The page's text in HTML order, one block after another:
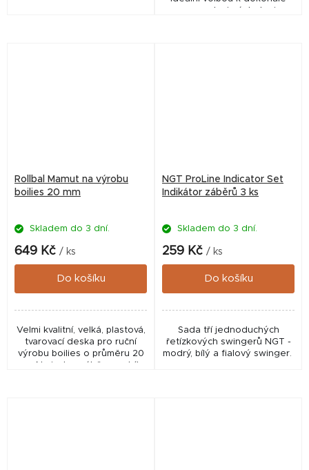
prezentaci nástrahy i
Rollbal Mamut na výrobu
boilies 20 mm
Skladem do 3 dní.
649 Kč / ks
Do košíku
Velmi kvalitní, velká, plastová,
tvarovací deska pro ruční
výrobu boilies o průměru 20
mm. Na jeden záběr vyrobíte
NGT ProLine Indicator Set
Indikátor záběrů 3 ks
Skladem do 3 dní.
259 Kč / ks
Do košíku
Sada tří jednoduchých
řetízkových swingerů NGT -
modrý, bílý a fialový swinger.